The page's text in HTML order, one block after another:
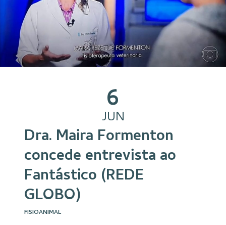
6
JUN
Dra. Maira Formenton
concede entrevista ao
Fantástico (REDE
GLOBO)
FISIOANIMAL